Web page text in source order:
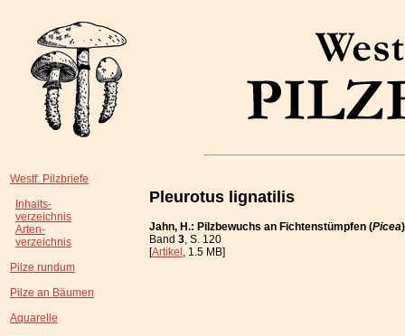
Westf. Pilzbriefe
Inhalts-
verzeichnis
Arten-
verzeichnis
Pilze rundum
Pilze an Bäumen
Aquarelle
Pleurotus lignatilis
Jahn, H.: Pilzbewuchs an Fichtenstümpfen (Picea
Band 3, S. 120
[Artikel, 1.5 MB]